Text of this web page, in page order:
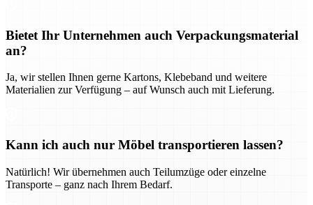
Bietet Ihr Unternehmen auch Verpackungsmaterial
an?
Ja, wir stellen Ihnen gerne Kartons, Klebeband und weitere
Materialien zur Verfügung – auf Wunsch auch mit Lieferung.
Kann ich auch nur Möbel transportieren lassen?
Natürlich! Wir übernehmen auch Teilumzüge oder einzelne
Transporte – ganz nach Ihrem Bedarf.